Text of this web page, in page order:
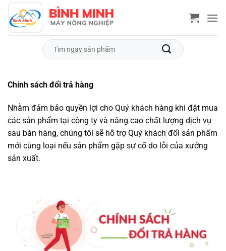
qua
nội
Tìm
Chính sách đổi trả hàng
Nhằm đảm bảo quyền lợi cho Quý khách hàng khi đặt mua
các sản phẩm tại công ty và nâng cao chất lượng dịch vụ
sau bán hàng, chúng tôi sẽ hỗ trợ Quý khách đổi sản phẩm
mới cùng loại nếu sản phẩm gặp sự cố do lỗi của xưởng
sản xuất.